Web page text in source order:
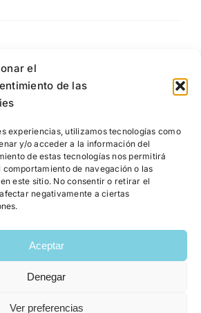
el
de las
experiencias, utilizamos tecnologías como
y/o acceder a la información del
de estas tecnologías nos permitirá
de navegación o las
este sitio. No consentir o retirar el
negativamente a ciertas
Aceptar
Denegar
Ver preferencias